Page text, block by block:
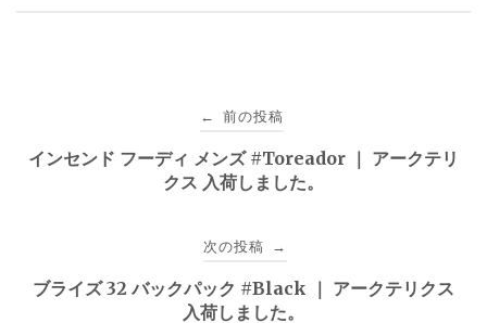
稿
ゲ
← 前の投稿
インセンド フーディ メンズ #Toreador ｜ アークテリ
クス 入荷しました。
次の投稿 →
ブライズ 32 バックパック #Black ｜ アークテリクス
入荷しました。